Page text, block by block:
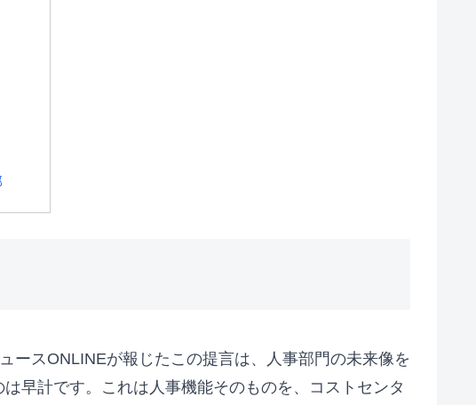
ースONLINEが報じたこの提言は、人事部門の未来像を
早計です。これは人事機能そのものを、コストセンタ